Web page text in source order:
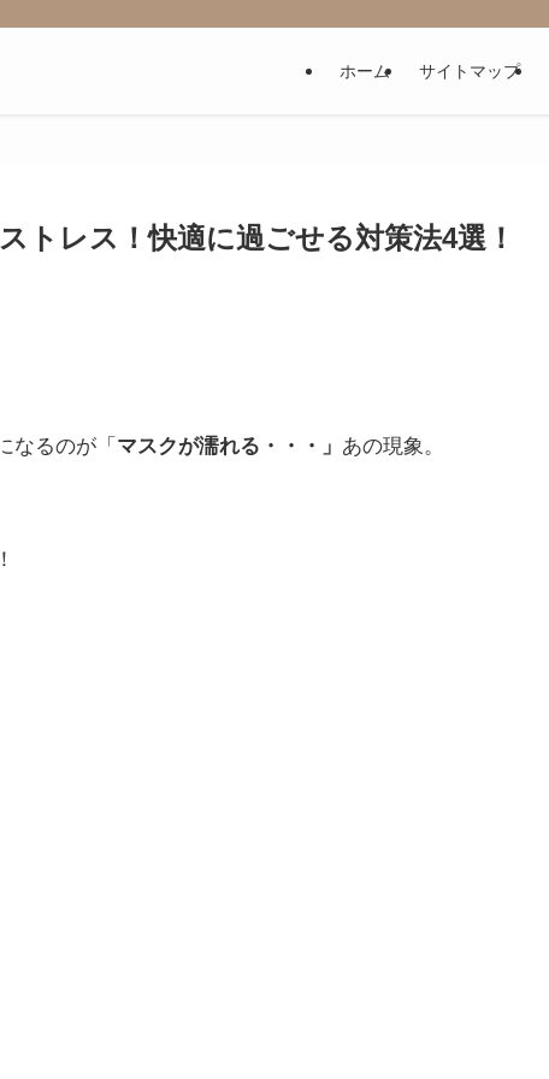
ホーム サイトマップ
トレス！快適に過ごせる対策法4選！
なるのが「 マスクが濡れる・・・」 あの現象。